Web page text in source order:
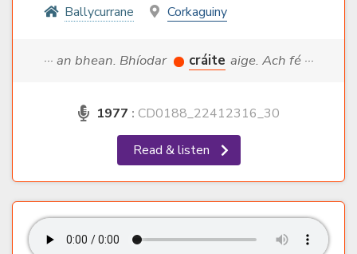
Ballycurrane
Corkaguiny
··· an bhean. Bhíodar cráite aige. Ach fé ···
1977 : CD0188_22412316_30
Read & listen